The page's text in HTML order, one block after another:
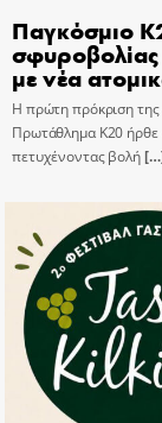
Παγκόσμιο
με νέα
Η πρώτη πρόκριση της
Πρωτάθλημα Κ20 ήρθε
πετυχένοντας βολή